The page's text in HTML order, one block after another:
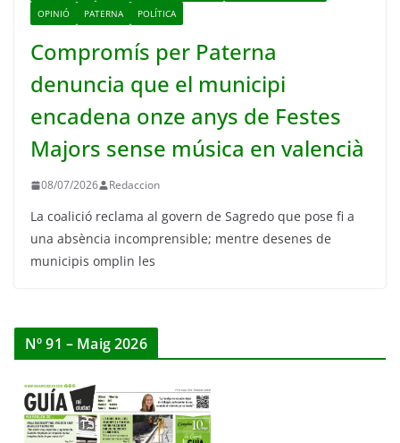
OPINIÓ
PATERNA POLÍTICA
Compromís per Paterna
denuncia que el municipi
encadena onze anys de Festes
Majors sense música en valencià
08/07/2026 Redaccion
La coalició reclama al govern de Sagredo que pose fi a
una absència incomprensible; mentre desenes de
municipis omplin les
Nº 91 – Maig 2026